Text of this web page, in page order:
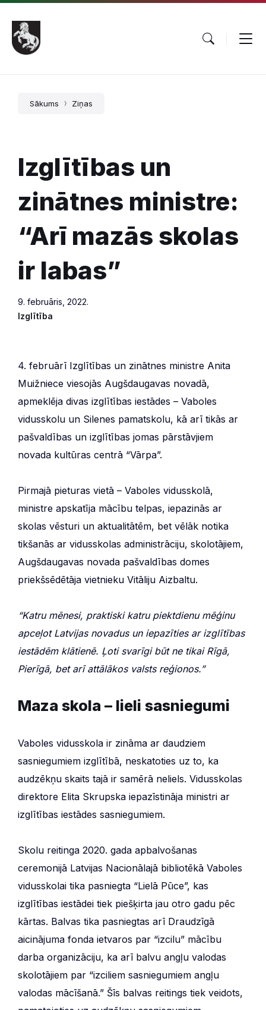
Pāriet
saturu
Skip
main
navigation
Skip
footer
Sākums Ziņas
Izglītības un
zinātnes ministre:
“Arī mazās skolas
ir labas”
9. februāris, 2022.
Izglītība
4. februārī Izglītības un zinātnes ministre Anita
Muižniece viesojās Augšdaugavas novadā,
apmeklēja divas izglītības iestādes – Vaboles
vidusskolu un Silenes pamatskolu, kā arī tikās ar
pašvaldības un izglītības jomas pārstāvjiem
novada kultūras centrā “Vārpa”.
Pirmajā pieturas vietā – Vaboles vidusskolā,
ministre apskatīja mācību telpas, iepazinās ar
skolas vēsturi un aktualitātēm, bet vēlāk notika
tikšanās ar vidusskolas administrāciju, skolotājiem,
Augšdaugavas novada pašvaldības domes
priekšsēdētāja vietnieku Vitāliju Aizbaltu.
“Katru mēnesi, praktiski katru piektdienu mēģinu
apceļot Latvijas novadus un iepazīties ar izglītības
iestādēm klātienē. Ļoti svarīgi būt ne tikai Rīgā,
Pierīgā, bet arī attālākos valsts reģionos.”
Maza skola – lieli sasniegumi
Vaboles vidusskola ir zināma ar daudziem
sasniegumiem izglītībā, neskatoties uz to, ka
audzēkņu skaits tajā ir samērā neliels. Vidusskolas
direktore Elita Skrupska iepazīstināja ministri ar
izglītības iestādes sasniegumiem.
Skolu reitinga 2020. gada apbalvošanas
ceremonijā Latvijas Nacionālajā bibliotēkā Vaboles
vidusskolai tika pasniegta “Lielā Pūce”, kas
izglītības iestādei tiek piešķirta jau otro gadu pēc
kārtas. Balvas tika pasniegtas arī Draudzīgā
aicinājuma fonda ietvaros par “izcilu” mācību
darba organizāciju, ka arī balvu angļu valodas
skolotājiem par “izciliem sasniegumiem angļu
valodas mācīšanā.” Šīs balvas reitings tiek veidots,